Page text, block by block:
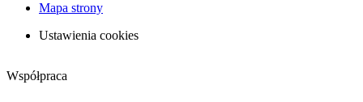
Mapa strony
Ustawienia cookies
Współpraca